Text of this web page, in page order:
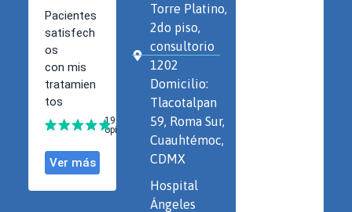
Torre Platino,
2do piso,
consultorio
1202
Domicilio:
Tlacotalpan
59, Roma Sur,
Cuauhtémoc,
CDMX
Hospital
Ángeles